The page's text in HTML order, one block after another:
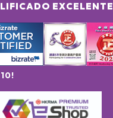
EXCELENTE